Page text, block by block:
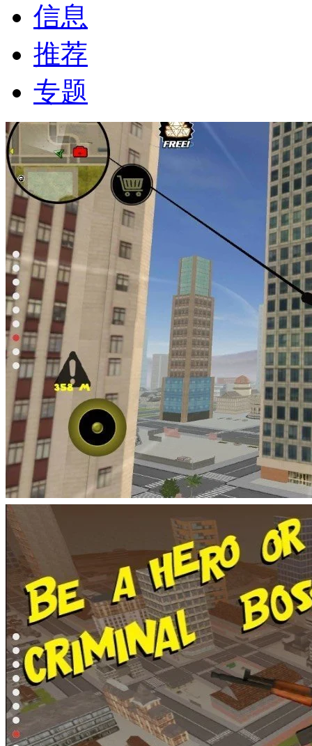
信息
推荐
专题